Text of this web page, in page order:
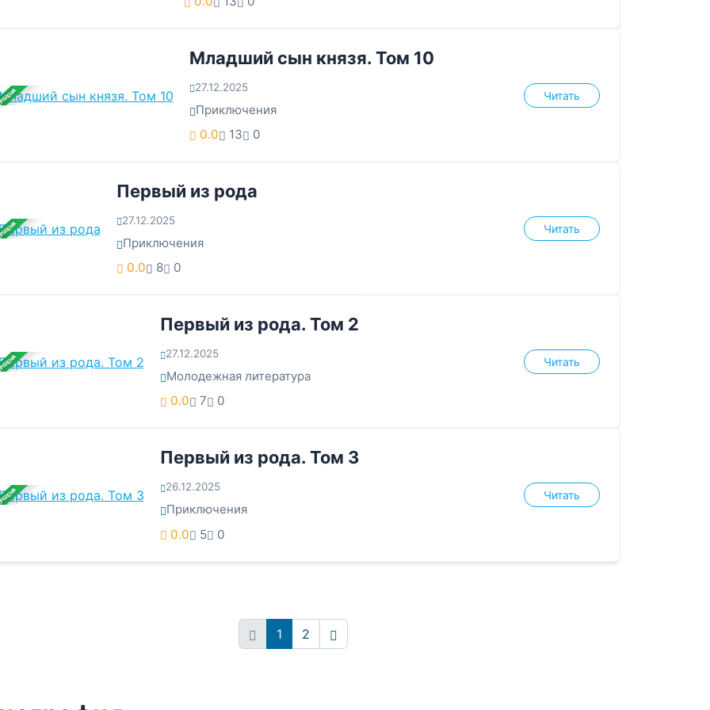
Младший сын князя. Том 10
27.12.2025
Приключения
0.0
13 0
Читать
Первый из рода
27.12.2025
Приключения
0.0
8 0
Читать
Первый из рода. Том 2
27.12.2025
Молодежная литература
0.0
7 0
Читать
Первый из рода. Том 3
26.12.2025
Приключения
0.0
5 0
Читать
1 2
Вперёд